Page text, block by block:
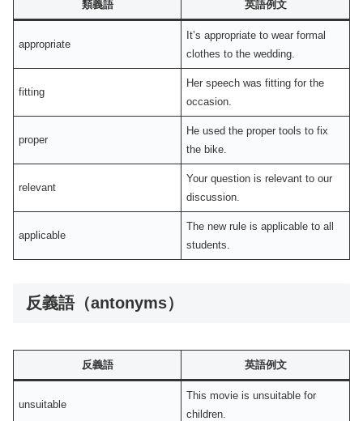
類義語 英語例文
appropriate
It’s appropriate to wear formal
clothes to the wedding.
fitting
Her speech was fitting for the
occasion.
proper
He used the proper tools to fix
the bike.
relevant
Your question is relevant to our
discussion.
applicable
The new rule is applicable to all
students.
反義語（antonyms）
反義語 英語例文
unsuitable
This movie is unsuitable for
children.